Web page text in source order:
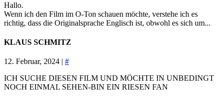
Hallo.
Wenn ich den Film im O-Ton schauen möchte, verstehe ich es
richtig, dass die Originalsprache Englisch ist, obwohl es sich um...
KLAUS SCHMITZ
12. Februar, 2024 | #
ICH SUCHE DIESEN FILM UND MÖCHTE IN UNBEDINGT
NOCH EINMAL SEHEN-BIN EIN RIESEN FAN